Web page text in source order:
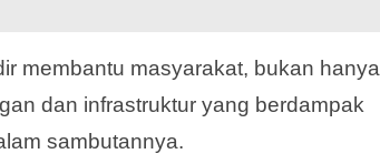
membantu masyarakat, bukan hanya
dan infrastruktur yang berdampak
sambutannya.